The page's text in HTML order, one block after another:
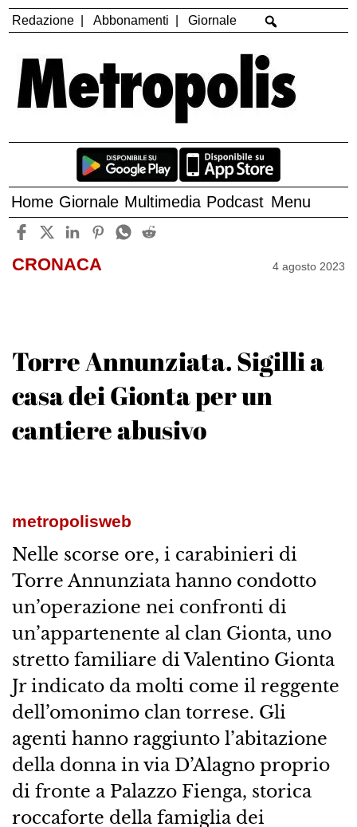
Redazione Abbonamenti Giornale
Home Giornale Multimedia Podcast Menu
CRONACA 4 agosto 2023
Torre Annunziata. Sigilli a
casa dei Gionta per un
cantiere abusivo
metropolisweb
Nelle scorse ore, i carabinieri di
Torre Annunziata hanno condotto
un’operazione nei confronti di
un’appartenente al clan Gionta, uno
stretto familiare di Valentino Gionta
Jr indicato da molti come il reggente
dell’omonimo clan torrese. Gli
agenti hanno raggiunto l’abitazione
della donna in via D’Alagno proprio
di fronte a Palazzo Fienga, storica
roccaforte della famiglia dei